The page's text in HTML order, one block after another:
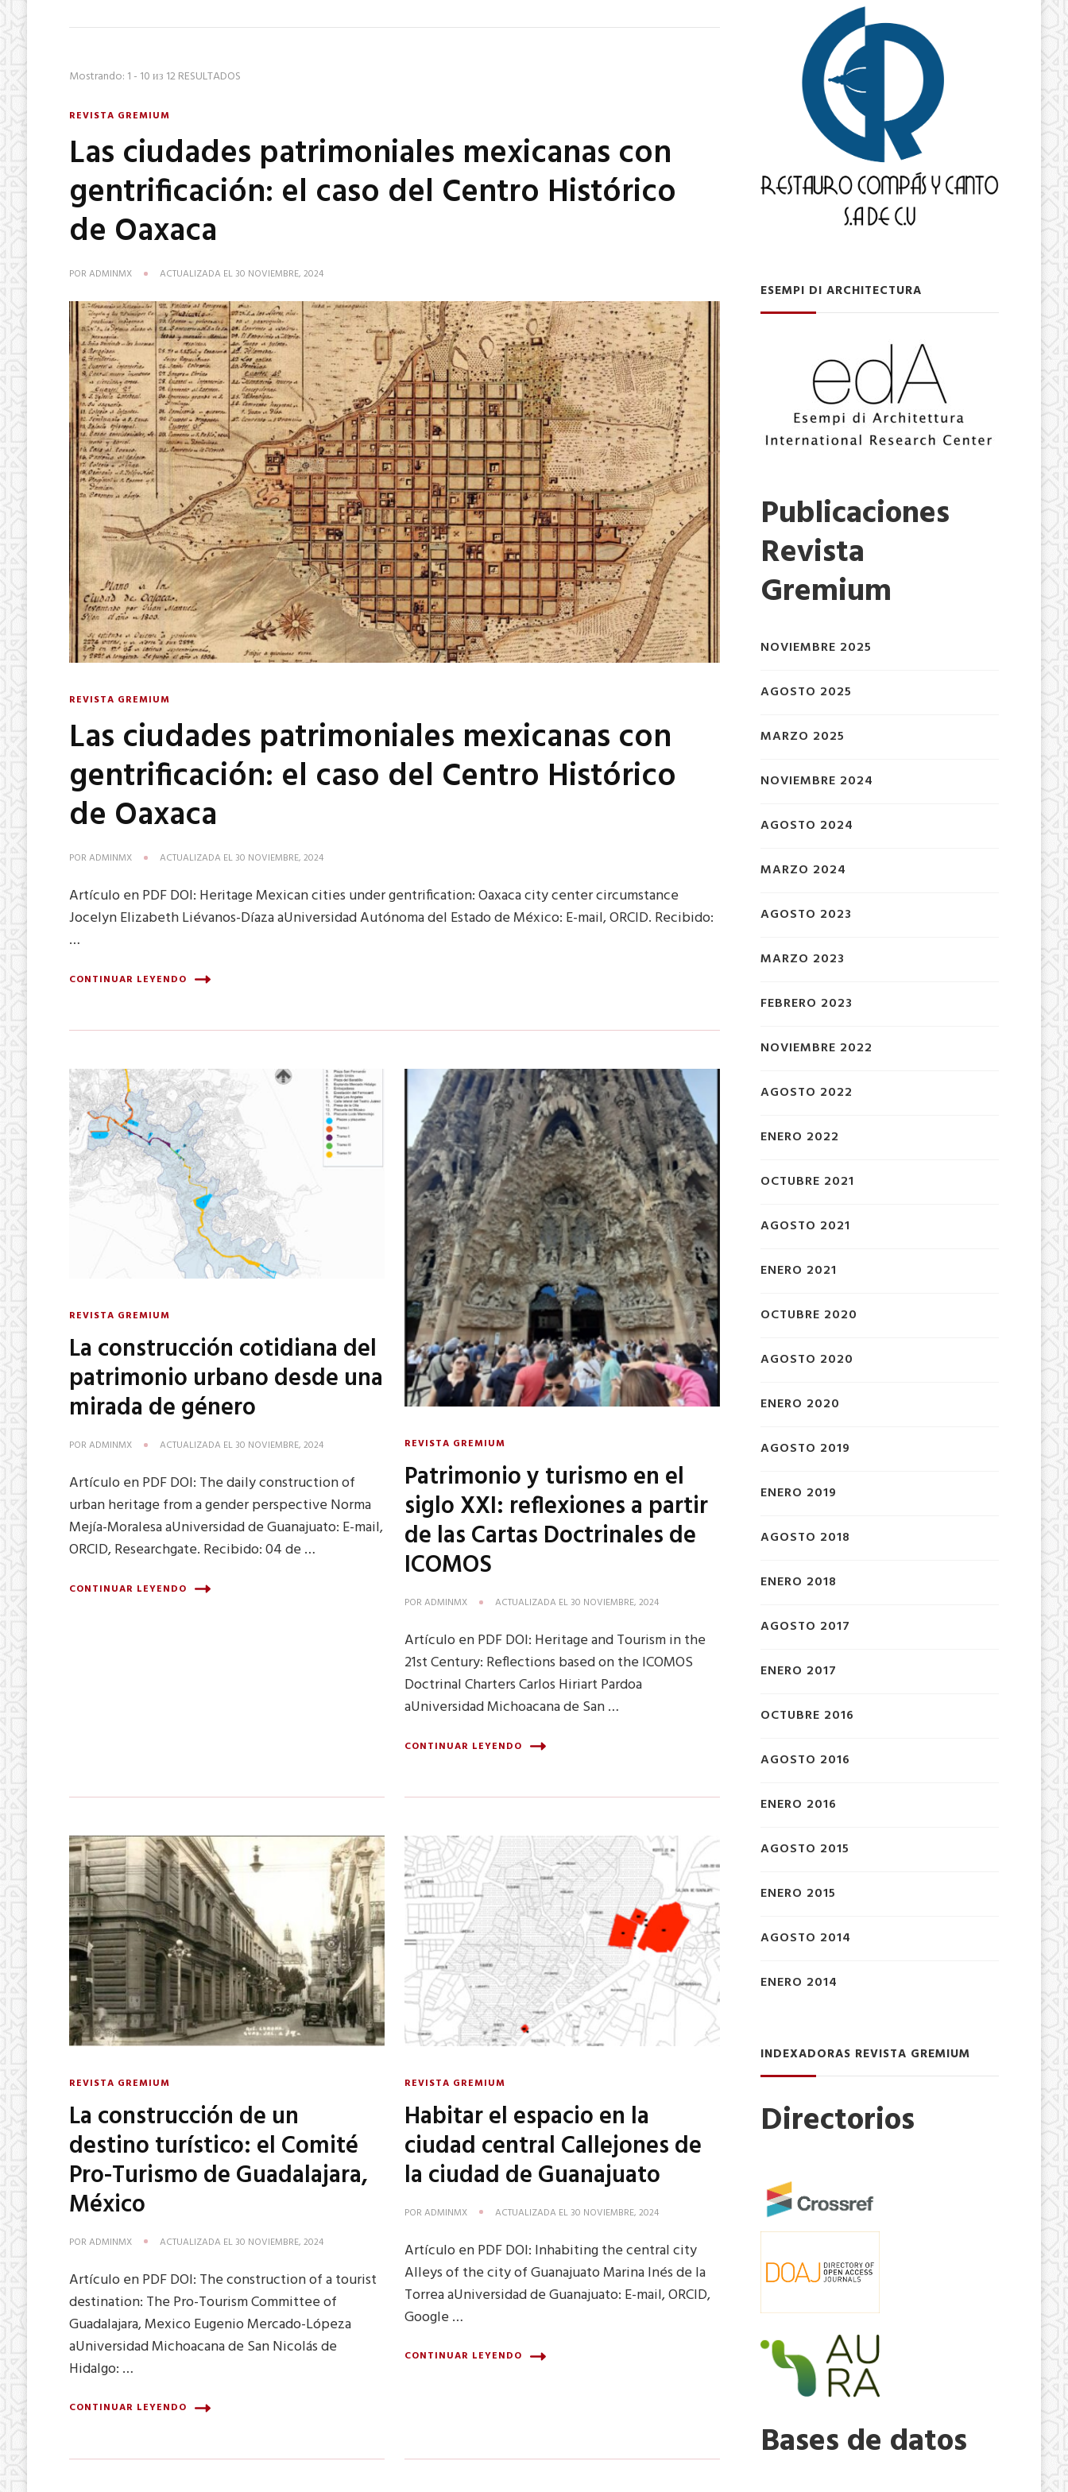
Mostrando: 1 - 10 из 12 RESULTADOS
REVISTA GREMIUM
Las ciudades patrimoniales mexicanas con
gentrificación: el caso del Centro Histórico
de Oaxaca
PORADMINMX ACTUALIZADA EL 30 NOVIEMBRE, 2024
REVISTA GREMIUM
Las ciudades patrimoniales mexicanas con
gentrificación: el caso del Centro Histórico
de Oaxaca
PORADMINMX ACTUALIZADA EL 30 NOVIEMBRE, 2024
Artículo en PDF DOI: Heritage Mexican cities under gentrification: Oaxaca city center circumstance
Jocelyn Elizabeth Liévanos-Díaza aUniversidad Autónoma del Estado de México: E-mail, ORCID. Recibido:
…
CONTINUAR LEYENDO
REVISTA GREMIUM
La construcción cotidiana del
patrimonio urbano desde una
mirada de género
PORADMINMX ACTUALIZADA EL 30 NOVIEMBRE, 2024
Artículo en PDF DOI: The daily construction of
urban heritage from a gender perspective Norma
Mejía-Moralesa aUniversidad de Guanajuato: E-mail,
ORCID, Researchgate. Recibido: 04 de …
CONTINUAR LEYENDO
REVISTA GREMIUM
Patrimonio y turismo en el
siglo XXI: reflexiones a partir
de las Cartas Doctrinales de
ICOMOS
PORADMINMX ACTUALIZADA EL 30 NOVIEMBRE, 2024
Artículo en PDF DOI: Heritage and Tourism in the
21st Century: Reflections based on the ICOMOS
Doctrinal Charters Carlos Hiriart Pardoa
aUniversidad Michoacana de San …
CONTINUAR LEYENDO
REVISTA GREMIUM
La construcción de un
destino turístico: el Comité
Pro-Turismo de Guadalajara,
México
PORADMINMX ACTUALIZADA EL 30 NOVIEMBRE, 2024
Artículo en PDF DOI: The construction of a tourist
destination: The Pro-Tourism Committee of
Guadalajara, Mexico Eugenio Mercado-Lópeza
aUniversidad Michoacana de San Nicolás de
Hidalgo: …
CONTINUAR LEYENDO
REVISTA GREMIUM
Habitar el espacio en la
ciudad central Callejones de
la ciudad de Guanajuato
PORADMINMX ACTUALIZADA EL 30 NOVIEMBRE, 2024
Artículo en PDF DOI: Inhabiting the central city
Alleys of the city of Guanajuato Marina Inés de la
Torrea aUniversidad de Guanajuato: E-mail, ORCID,
Google …
CONTINUAR LEYENDO
ESEMPI DI ARCHITECTURA
Publicaciones
Revista
Gremium
NOVIEMBRE 2025
AGOSTO 2025
MARZO 2025
NOVIEMBRE 2024
AGOSTO 2024
MARZO 2024
AGOSTO 2023
MARZO 2023
FEBRERO 2023
NOVIEMBRE 2022
AGOSTO 2022
ENERO 2022
OCTUBRE 2021
AGOSTO 2021
ENERO 2021
OCTUBRE 2020
AGOSTO 2020
ENERO 2020
AGOSTO 2019
ENERO 2019
AGOSTO 2018
ENERO 2018
AGOSTO 2017
ENERO 2017
OCTUBRE 2016
AGOSTO 2016
ENERO 2016
AGOSTO 2015
ENERO 2015
AGOSTO 2014
ENERO 2014
INDEXADORAS REVISTA GREMIUM
Directorios
Bases de datos